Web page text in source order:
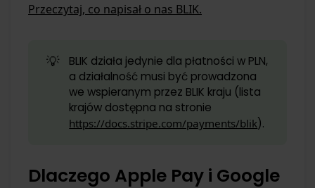
Przeczytaj, co napisał o nas BLIK.
💡
BLIK działa jedynie dla płatności w PLN,
a działalność musi być prowadzona
we wspieranym przez BLIK kraju (lista
krajów dostępna na stronie
https://docs.stripe.com/payments/blik).
Dlaczego Apple Pay i Google